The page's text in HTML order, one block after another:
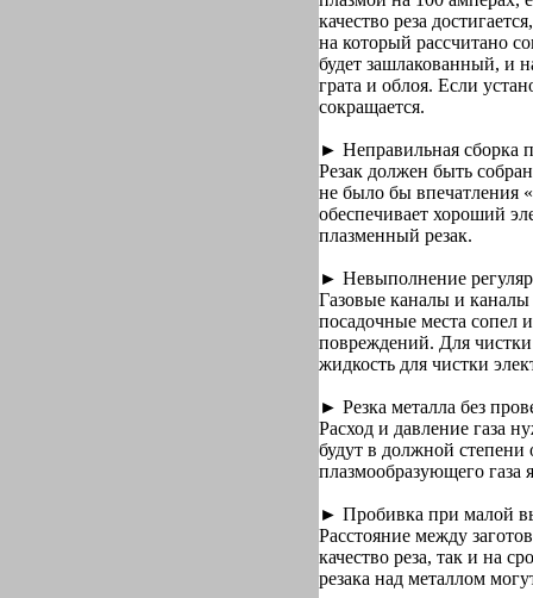
качество реза
на который рассчитано
будет зашлакованный, и
грата и облоя. Если
сокращается.
► Неправильная сборка
Резак должен быть
не было бы впечатления
обеспечивает хороший
плазменный резак.
► Невыполнение
Газовые каналы и
посадочные места сопел
повреждений. Для
жидкость для чистки
► Резка металла без
Расход и давление газа
будут в должной
плазмообразующего газа
► Пробивка при малой
Расстояние между
качество реза, так и на
резака над металлом